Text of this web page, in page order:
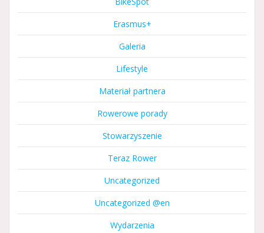
Erasmus+
Galeria
Lifestyle
Materiał partnera
Rowerowe porady
Stowarzyszenie
Teraz Rower
Uncategorized
Uncategorized @en
Wydarzenia